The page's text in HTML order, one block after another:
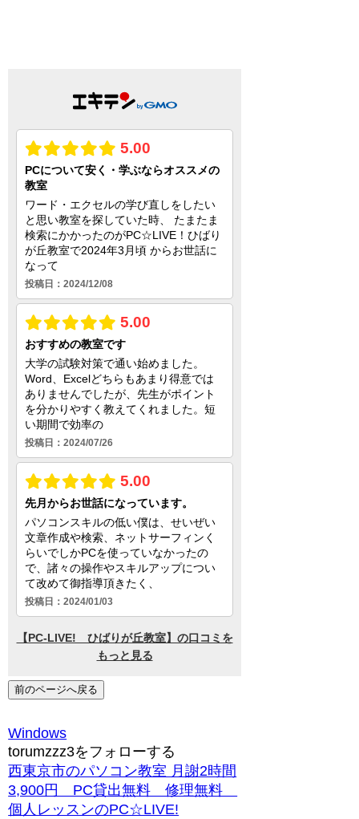
前のページへ戻る
Windows
torumzzz3をフォローする
西東京市のパソコン教室 月謝2時間
3,900円 PC貸出無料 修理無料
個人レッスンのPC☆LIVE!